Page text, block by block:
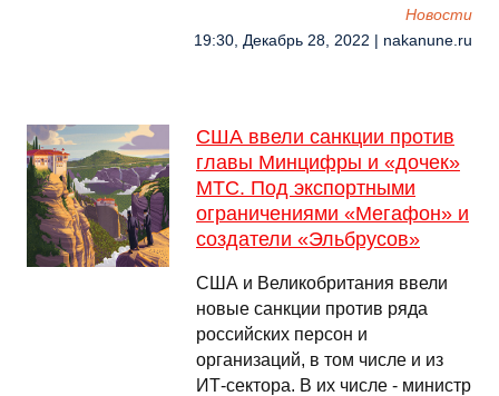
Новости
19:30, Декабрь 28, 2022 | nakanune.ru
США ввели санкции против
главы Минцифры и «дочек»
МТС. Под экспортными
ограничениями «Мегафон» и
создатели «Эльбрусов»
США и Великобритания ввели
новые санкции против ряда
российских персон и
организаций, в том числе и из
ИТ-сектора. В их числе - министр